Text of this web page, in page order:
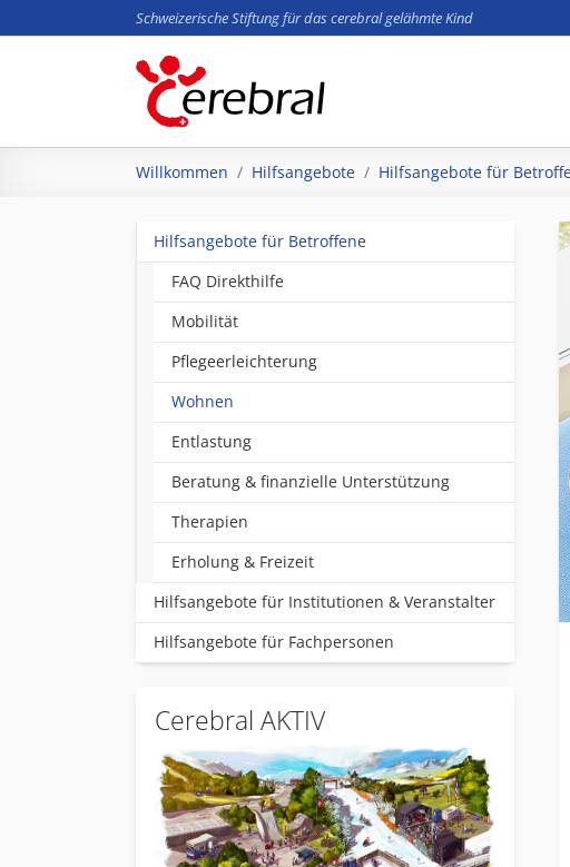
Schweizerische Stiftung für das cerebral gelähmte Kind
Willkommen Hilfsangebote Hilfsangebote für
Hilfsangebote für Betroffene
FAQ Direkthilfe
Mobilität
Pflegeerleichterung
Wohnen
Entlastung
Beratung & finanzielle Unterstützung
Therapien
Erholung & Freizeit
Hilfsangebote für Institutionen & Veranstalter
Hilfsangebote für Fachpersonen
Cerebral AKTIV